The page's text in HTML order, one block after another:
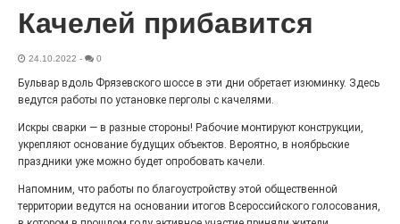
Выставка «Палитра героизма» — новый масштабный
проект, на который электростальцев приглашает к
Качелей прибавится
24.10.2022 - 0
Бульвар вдоль Фрязевского шоссе в эти дни обретает изюминку. Здесь
ведутся работы по установке перголы с качелями.
Искры сварки — в разные стороны! Рабочие монтируют конструкции,
укрепляют основание будущих объектов. Вероятно, в ноябрьские
праздники уже можно будет опробовать качели.
Напомним, что работы по благоустройству этой общественной
территории ведутся на основании итогов Всероссийского голосования,